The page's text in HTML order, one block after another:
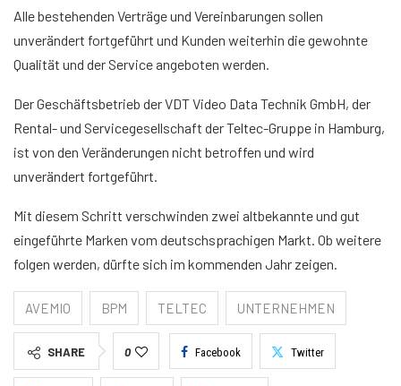
Alle bestehenden Verträge und Vereinbarungen sollen
unverändert fortgeführt und Kunden weiterhin die gewohnte
Qualität und der Service angeboten werden.
Der Geschäftsbetrieb der VDT Video Data Technik GmbH, der
Rental- und Servicegesellschaft der Teltec-Gruppe in Hamburg,
ist von den Veränderungen nicht betroffen und wird
unverändert fortgeführt.
Mit diesem Schritt verschwinden zwei altbekannte und gut
eingeführte Marken vom deutschsprachigen Markt. Ob weitere
folgen werden, dürfte sich im kommenden Jahr zeigen.
AVEMIO BPM TELTEC UNTERNEHMEN
SHARE 0 Facebook Twitter